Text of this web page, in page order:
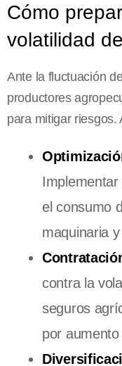
Cómo
volatilidad
Ante la fluctuación
productores
para mitigar riesgos.
el consumo
maquinaria
contra la
seguros
por